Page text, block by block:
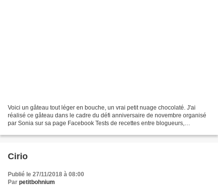
Voici un gâteau tout léger en bouche, un vrai petit nuage chocolaté. J'ai
réalisé ce gâteau dans le cadre du défi anniversaire de novembre organisé
par Sonia sur sa page Facebook Tests de recettes entre blogueurs,
Cirio
Publié le 27/11/2018 à 08:00
Par petitbohnium